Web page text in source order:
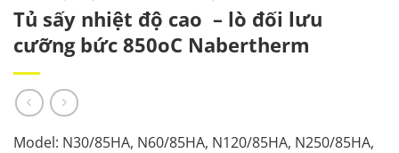
Tủ sấy nhiệt độ cao – lò đối lưu
cưỡng bức 850oC Nabertherm
Model: N30/85HA, N60/85HA, N120/85HA, N250/85HA,